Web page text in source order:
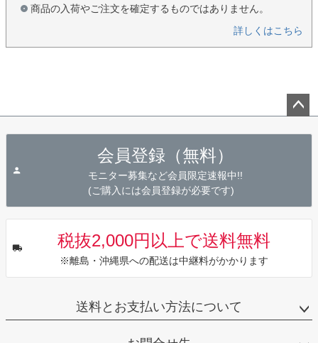
商品の入荷やご注文を確定するものではありません。
詳しくはこちら
会員登録（無料）
モニター募集など会員限定速報中!!
(ご購入には会員登録が必要です)
税抜2,000円以上で送料無料
※離島・沖縄県への配送は中継料がかかります
送料とお支払い方法について